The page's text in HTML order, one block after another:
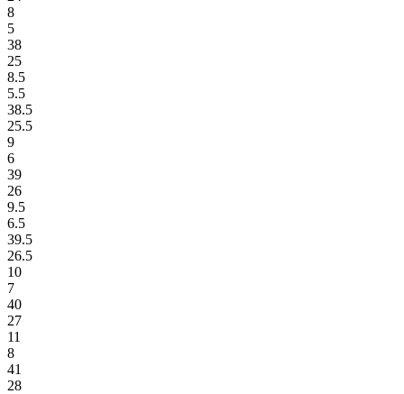
8
5
38
25
8.5
5.5
38.5
25.5
9
6
39
26
9.5
6.5
39.5
26.5
10
7
40
27
11
8
41
28